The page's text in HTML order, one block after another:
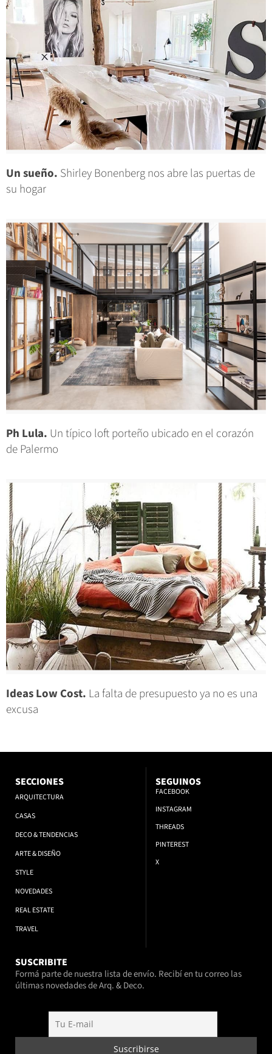
Un sueño. Shirley Bonenberg nos abre las puertas de
su hogar
Ph Lula. Un típico loft porteño ubicado en el corazón
de Palermo
Ideas Low Cost. La falta de presupuesto ya no es una
excusa
SECCIONES
ARQUITECTURA
CASAS
DECO & TENDENCIAS
ARTE & DISEÑO
STYLE
NOVEDADES
REAL ESTATE
TRAVEL
SEGUINOS
FACEBOOK
INSTAGRAM
THREADS
PINTEREST
X
SUSCRIBITE
Formá parte de nuestra lista de envío. Recibí en tu correo las
últimas novedades de Arq. & Deco.